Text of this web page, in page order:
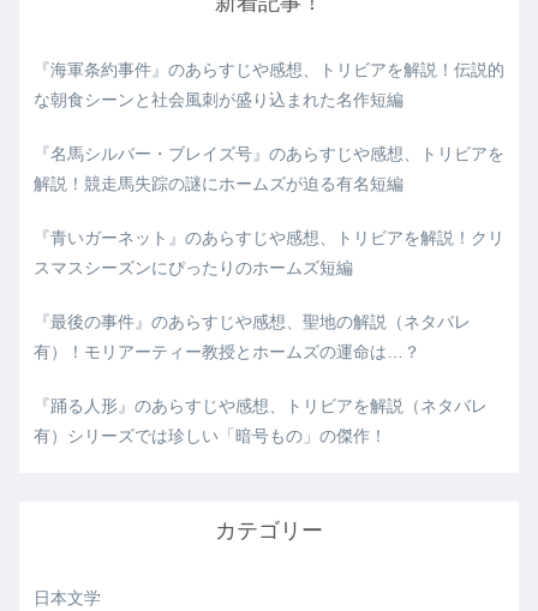
『海軍条約事件』のあらすじや感想、トリビアを解説！伝説的
な朝食シーンと社会風刺が盛り込まれた名作短編
『名馬シルバー・ブレイズ号』のあらすじや感想、トリビアを
解説！競走馬失踪の謎にホームズが迫る有名短編
『青いガーネット』のあらすじや感想、トリビアを解説！クリ
スマスシーズンにぴったりのホームズ短編
『最後の事件』のあらすじや感想、聖地の解説（ネタバレ
有）！モリアーティー教授とホームズの運命は…？
『踊る人形』のあらすじや感想、トリビアを解説（ネタバレ
有）シリーズでは珍しい「暗号もの」の傑作！
カテゴリー
日本文学